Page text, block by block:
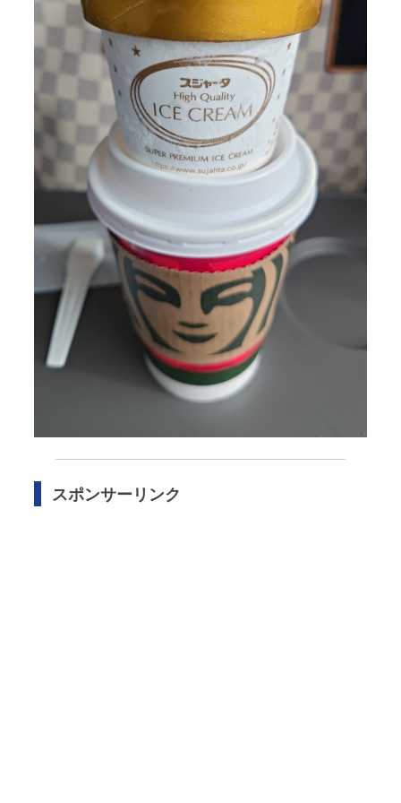
スポンサーリンク